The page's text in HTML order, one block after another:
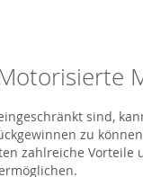
sind,
zu
zahlreiche